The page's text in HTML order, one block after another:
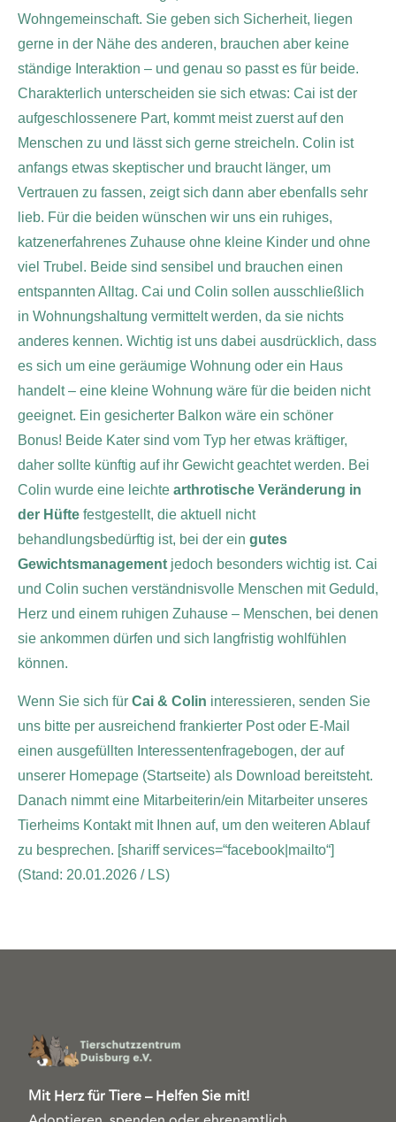
Wohngemeinschaft. Sie geben sich Sicherheit, liegen
gerne in der Nähe des anderen, brauchen aber keine
ständige Interaktion – und genau so passt es für beide.
Charakterlich unterscheiden sie sich etwas: Cai ist der
aufgeschlossenere Part, kommt meist zuerst auf den
Menschen zu und lässt sich gerne streicheln. Colin ist
anfangs etwas skeptischer und braucht länger, um
Vertrauen zu fassen, zeigt sich dann aber ebenfalls sehr
lieb. Für die beiden wünschen wir uns ein ruhiges,
katzenerfahrenes Zuhause ohne kleine Kinder und ohne
viel Trubel. Beide sind sensibel und brauchen einen
entspannten Alltag. Cai und Colin sollen ausschließlich
in Wohnungshaltung vermittelt werden, da sie nichts
anderes kennen. Wichtig ist uns dabei ausdrücklich, dass
es sich um eine geräumige Wohnung oder ein Haus
handelt – eine kleine Wohnung wäre für die beiden nicht
geeignet. Ein gesicherter Balkon wäre ein schöner
Bonus! Beide Kater sind vom Typ her etwas kräftiger,
daher sollte künftig auf ihr Gewicht geachtet werden. Bei
Colin wurde eine leichte arthrotische Veränderung in
der Hüfte festgestellt, die aktuell nicht
behandlungsbedürftig ist, bei der ein gutes
Gewichtsmanagement jedoch besonders wichtig ist. Cai
und Colin suchen verständnisvolle Menschen mit Geduld,
Herz und einem ruhigen Zuhause – Menschen, bei denen
sie ankommen dürfen und sich langfristig wohlfühlen
können.
Wenn Sie sich für Cai & Colin interessieren, senden Sie
uns bitte per ausreichend frankierter Post oder E-Mail
einen ausgefüllten Interessentenfragebogen, der auf
unserer Homepage (Startseite) als Download bereitsteht.
Danach nimmt eine Mitarbeiterin/ein Mitarbeiter unseres
Tierheims Kontakt mit Ihnen auf, um den weiteren Ablauf
zu besprechen. [shariff services=“facebook|mailto“]
(Stand: 20.01.2026 / LS)
Mit Herz für Tiere – Helfen Sie mit!